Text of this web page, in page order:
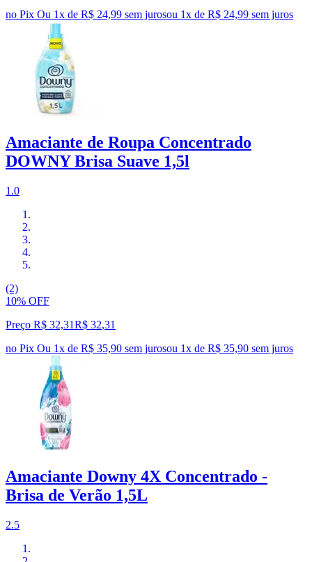
no Pix Ou 1x de R$ 24,99 sem jurosou 1x de R$ 24,99 sem juros
Amaciante de Roupa Concentrado
DOWNY Brisa Suave 1,5l
1.0
(2)
10% OFF
Preço R$ 32,31R$ 32,31
no Pix Ou 1x de R$ 35,90 sem jurosou 1x de R$ 35,90 sem juros
Amaciante Downy 4X Concentrado -
Brisa de Verão 1,5L
2.5